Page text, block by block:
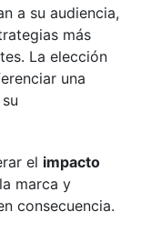
a su audiencia,
más
La elección
una
el impacto
marca y
consecuencia.